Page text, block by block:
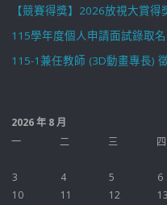
【競賽得獎】2026放視大賞得
115學年度個人申請面試錄取
115-1兼任教師 (3D動畫專長)
2026 年 8 月
一
二 三 四
3
4 5 6
10
11 12 13